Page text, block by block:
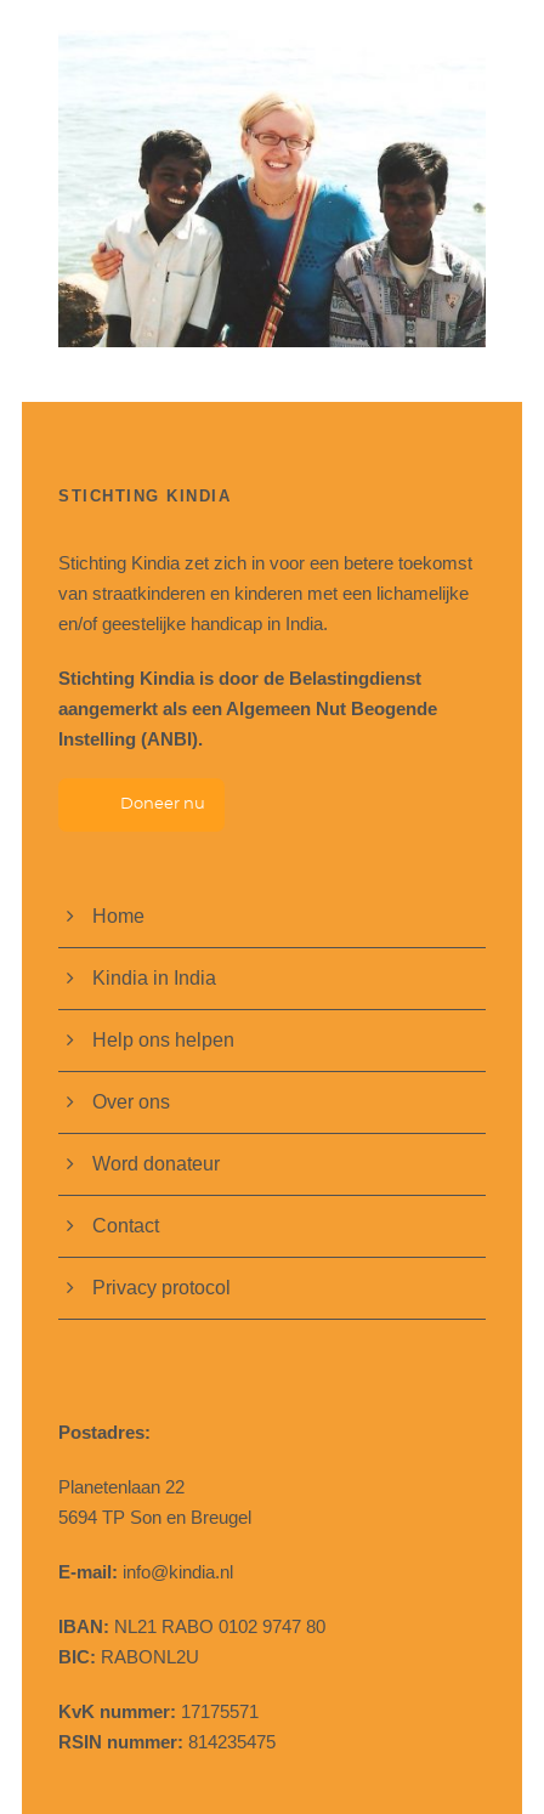
STICHTING KINDIA
Stichting Kindia zet zich in voor een betere toekomst
van straatkinderen en kinderen met een lichamelijke
en/of geestelijke handicap in India.
Stichting Kindia is door de Belastingdienst
aangemerkt als een Algemeen Nut Beogende
Instelling (ANBI).
Doneer nu
Home
Kindia in India
Help ons helpen
Over ons
Word donateur
Contact
Privacy protocol
Postadres:
Planetenlaan 22
5694 TP Son en Breugel
E-mail: info@kindia.nl
IBAN: NL21 RABO 0102 9747 80
BIC: RABONL2U
KvK nummer: 17175571
RSIN nummer: 814235475